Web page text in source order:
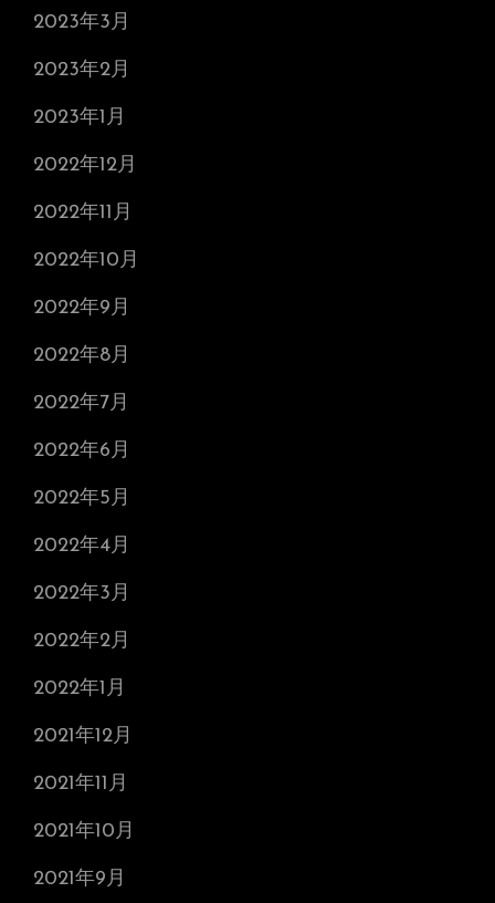
2023年3月
2023年2月
2023年1月
2022年12月
2022年11月
2022年10月
2022年9月
2022年8月
2022年7月
2022年6月
2022年5月
2022年4月
2022年3月
2022年2月
2022年1月
2021年12月
2021年11月
2021年10月
2021年9月